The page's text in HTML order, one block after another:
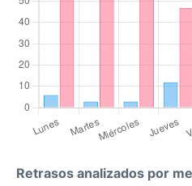
Retrasos analizados por